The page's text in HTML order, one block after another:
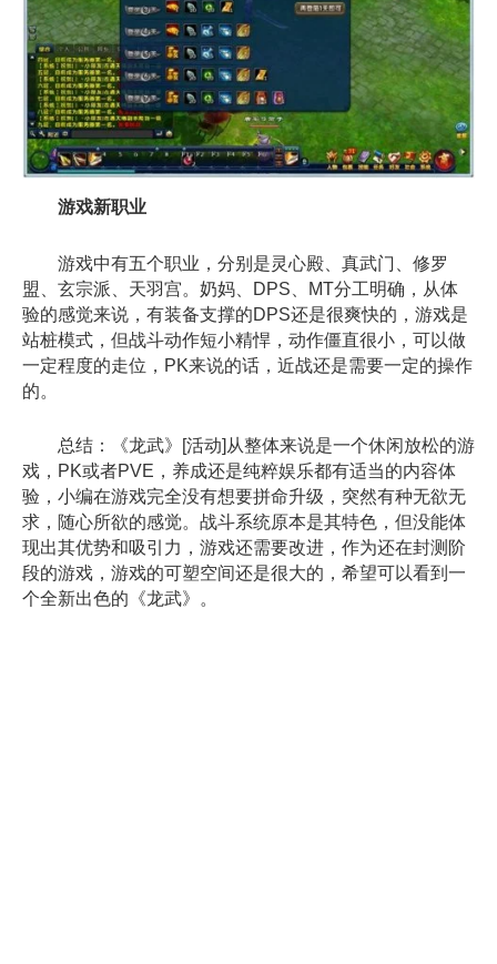
游戏新职业
游戏中有五个职业，分别是灵心殿、真武门、修罗
盟、玄宗派、天羽宫。奶妈、DPS、MT分工明确，从体
验的感觉来说，有装备支撑的DPS还是很爽快的，游戏是
站桩模式，但战斗动作短小精悍，动作僵直很小，可以做
一定程度的走位，PK来说的话，近战还是需要一定的操作
的。
总结：《龙武》[活动]从整体来说是一个休闲放松的游
戏，PK或者PVE，养成还是纯粹娱乐都有适当的内容体
验，小编在游戏完全没有想要拼命升级，突然有种无欲无
求，随心所欲的感觉。战斗系统原本是其特色，但没能体
现出其优势和吸引力，游戏还需要改进，作为还在封测阶
段的游戏，游戏的可塑空间还是很大的，希望可以看到一
个全新出色的《龙武》。